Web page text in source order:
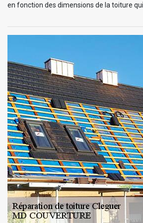
en fonction des dimensions de la toiture